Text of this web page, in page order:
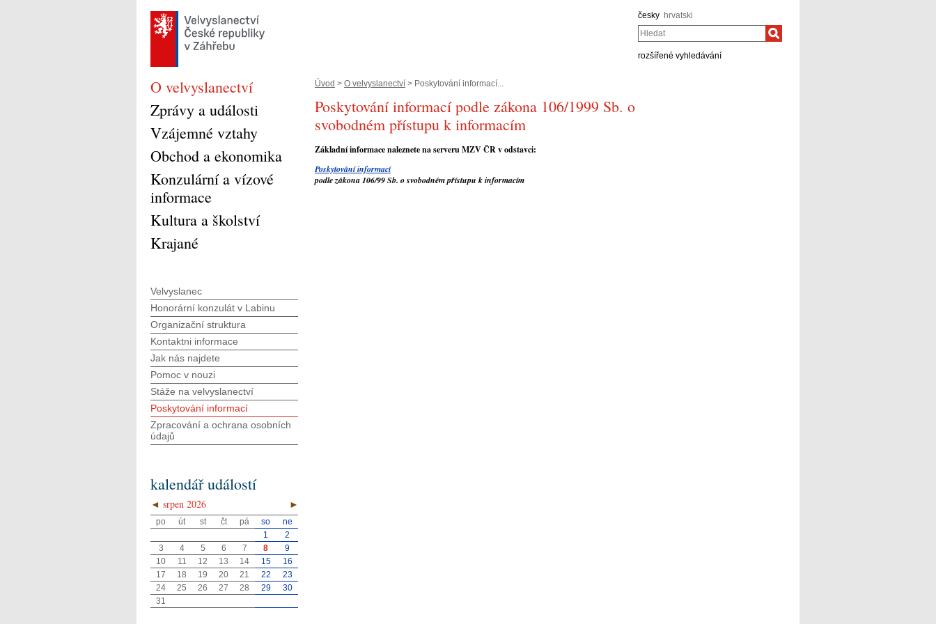
česky hrvatski
Hledat
rozšířené vyhledávání
Úvod > O velvyslanectví > Poskytování informací...
Poskytování informací podle zákona 106/1999 Sb. o
svobodném přístupu k informacím
Základní informace naleznete na serveru MZV ČR v odstavci:
Poskytování informací
podle zákona 106/99 Sb. o svobodném přístupu k informacím
O velvyslanectví
Zprávy a události
Vzájemné vztahy
Obchod a ekonomika
Konzulární a vízové
informace
Kultura a školství
Krajané
Velvyslanec
Honorární konzulát v Labinu
Organizační struktura
Kontaktni informace
Jak nás najdete
Pomoc v nouzi
Stáže na velvyslanectví
Poskytování informací
Zpracování a ochrana osobních
údajů
kalendář událostí
◄ ►
srpen 2026
po út st čt pá so
ne
1
2
3
4 5 6 7 8
9
10
11 12 13 14 15
16
17
18 19 20 21 22
23
24
25 26 27 28 29
30
31